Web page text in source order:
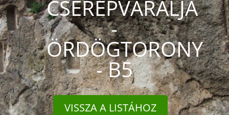
CSERÉPVÁRALJA
-
ÖRDÖGTORONY
- B5
VISSZA A LISTÁHOZ